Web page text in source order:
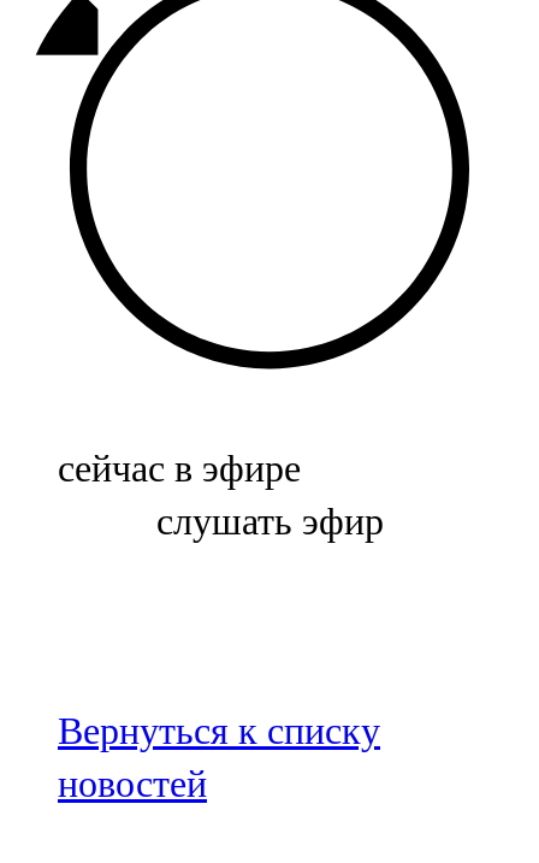
Базарлы матак
107,1 FM
Балык бистәсе
104,9 FM
Баулы
107,5 FM
Биләр
Болгар
100,3 FM
Зәй
106,6 FM
сейчас в эфире
слушать эфир
Вернуться к списку
новостей